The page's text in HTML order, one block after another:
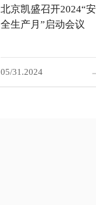
北京凯盛召开2024“安
全生产月”启动会议
05/31.2024